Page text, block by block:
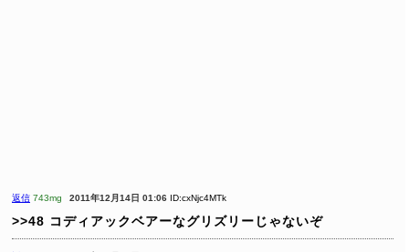
返信 743mg 2011年12月14日 01:06 ID:cxNjc4MTk
>>48 コディアックベアーなグリズリーじゃないぞ